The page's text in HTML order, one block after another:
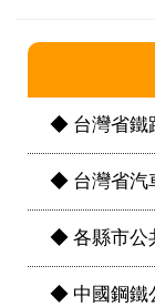
◆ 台灣省鐵
◆ 台灣省汽
◆ 各縣市公
◆ 中國鋼鐵